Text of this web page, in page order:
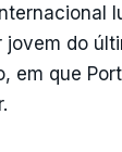
jovem do
em que